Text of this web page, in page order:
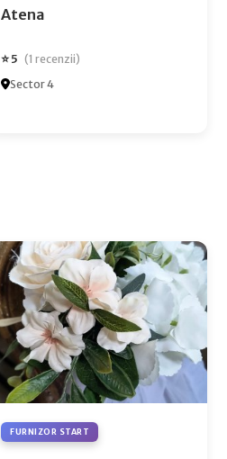
Atena
⭐ 5 (1 recenzii)
Sector 4
FURNIZOR START